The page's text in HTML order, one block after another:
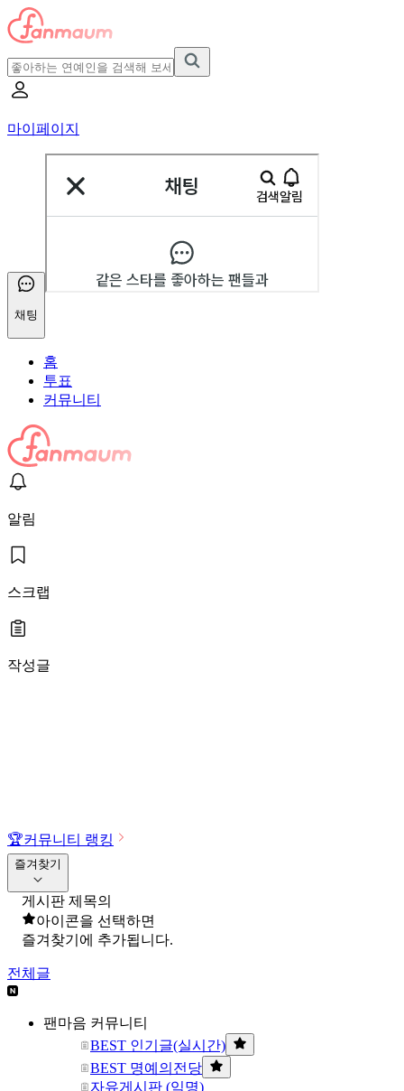
마이페이지
채팅
홈
투표
커뮤니티
알림
스크랩
작성글
🏆커뮤니티 랭킹
즐겨찾기
게시판 제목의
아이콘을 선택하면
즐겨찾기에 추가됩니다.
전체글
팬마음 커뮤니티
BEST 인기글(실시간)
BEST 명예의전당
자유게시판 (익명)